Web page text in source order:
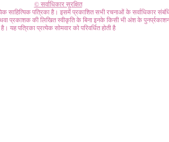
© सर्वाधिकार सुरक्षित
साहित्यिक पत्रिका है। इसमें प्रकाशित सभी रचनाओं के सर्वाधिकार
प्रकाशक की लिखित स्वीकृति के बिना इनके किसी भी अंश के
है। यह पत्रिका प्रत्येक सोमवार को परिवर्धित होती है